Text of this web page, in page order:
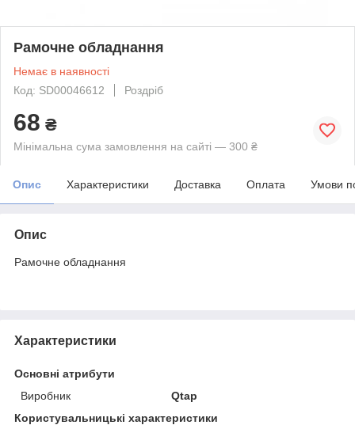
Рамочне обладнання
Немає в наявності
Код: SD00046612
Роздріб
68 ₴
Мінімальна сума замовлення на сайті — 300 ₴
Опис Характеристики Доставка Оплата Умови
Опис
Рамочне обладнання
Характеристики
Основні атрибути
Виробник
Qtap
Користувальницькі характеристики